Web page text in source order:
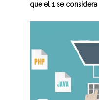
que el 1 se considera